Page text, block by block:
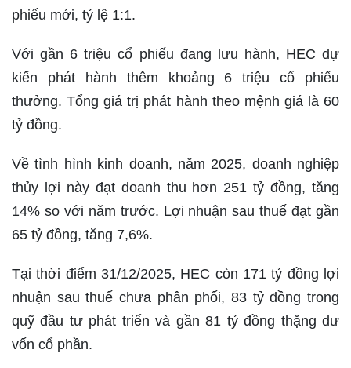
phiếu mới, tỷ lệ 1:1.
Với gần 6 triệu cổ phiếu đang lưu hành, HEC dự
kiến phát hành thêm khoảng 6 triệu cổ phiếu
thưởng. Tổng giá trị phát hành theo mệnh giá là 60
tỷ đồng.
Về tình hình kinh doanh, năm 2025, doanh nghiệp
thủy lợi này đạt doanh thu hơn 251 tỷ đồng, tăng
14% so với năm trước. Lợi nhuận sau thuế đạt gần
65 tỷ đồng, tăng 7,6%.
Tại thời điểm 31/12/2025, HEC còn 171 tỷ đồng lợi
nhuận sau thuế chưa phân phối, 83 tỷ đồng trong
quỹ đầu tư phát triển và gần 81 tỷ đồng thặng dư
vốn cổ phần.